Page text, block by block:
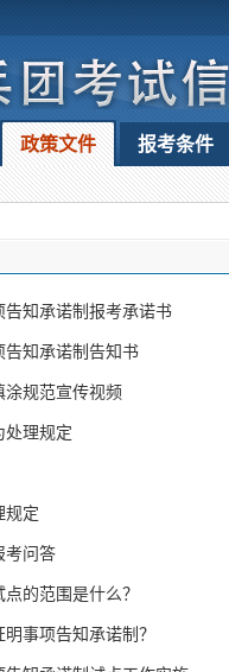
政策文件 报考条件
知承诺制报考承诺书
告知承诺制告知书
规范宣传视频
处理规定
规定
考问答
的范围是什么？
事项告知承诺制？